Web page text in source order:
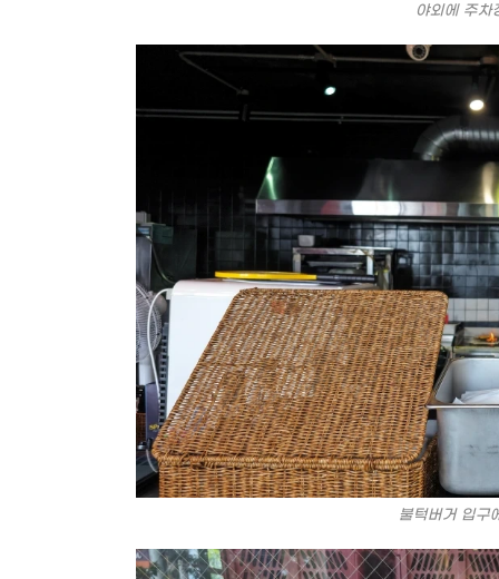
야외에 주차
불턱버거 입구